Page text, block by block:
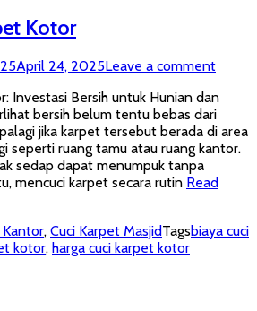
Kotor
April 24, 2025Leave a comment
Investasi Bersih untuk Hunian dan
bersih belum tentu bebas dari
jika karpet tersebut berada di area
seperti ruang tamu atau ruang kantor.
sedap dapat menumpuk tanpa
mencuci karpet secara rutin Read
Kantor, Cuci Karpet MasjidTagsbiaya cuci
kotor, harga cuci karpet kotor